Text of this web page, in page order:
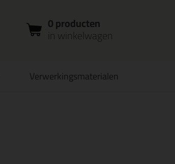
in winkelwagen
0 producten
in winkelwagen
Verwerkingsmaterialen